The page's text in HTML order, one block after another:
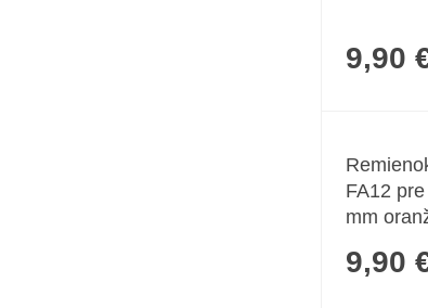
9,90
FA12
mm
9,90